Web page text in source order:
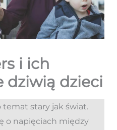
i ich
dziwią dzieci
stary jak świat.
o napięciach między